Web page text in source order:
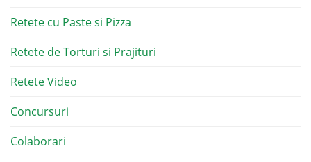
Retete cu Paste si Pizza
Retete de Torturi si Prajituri
Retete Video
Concursuri
Colaborari